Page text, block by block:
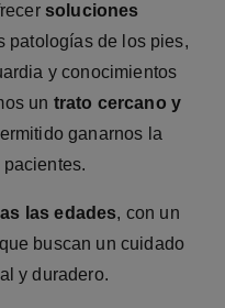
soluciones
patologías de los pies,
y conocimientos
un trato cercano y
ganarnos la
las edades, con un
buscan un cuidado
y duradero.